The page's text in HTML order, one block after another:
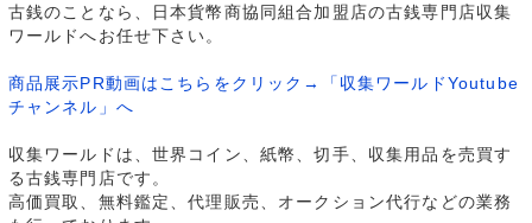
古銭のことなら、日本貨幣商協同組合加盟店の古銭専門店収集
ワールドへお任せ下さい。
商品展示PR動画はこちらをクリック→「収集ワールドYoutube
チャンネル」へ
収集ワールドは、世界コイン、紙幣、切手、収集用品を売買す
る古銭専門店です。
高価買取、無料鑑定、代理販売、オークション代行などの業務